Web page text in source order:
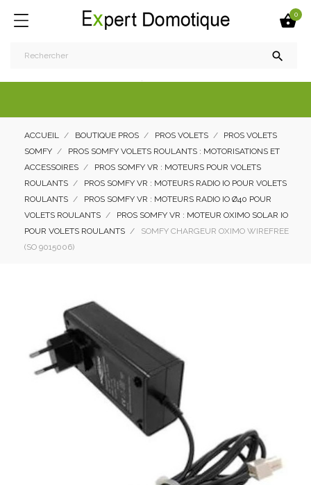
0

ACCUEIL BOUTIQUE PROS PROS VOLETS
PROS VOLETS
SOMFY
PROS SOMFY VOLETS ROULANTS : MOTORISATIONS ET
ACCESSOIRES
PROS SOMFY VR : MOTEURS POUR VOLETS
ROULANTS
PROS SOMFY VR : MOTEURS RADIO IO POUR VOLETS
ROULANTS
PROS SOMFY VR : MOTEURS RADIO IO Ø40 POUR
VOLETS ROULANTS
PROS SOMFY VR : MOTEUR OXIMO SOLAR IO
POUR VOLETS ROULANTS
SOMFY CHARGEUR OXIMO WIREFREE
(SO 9015006)